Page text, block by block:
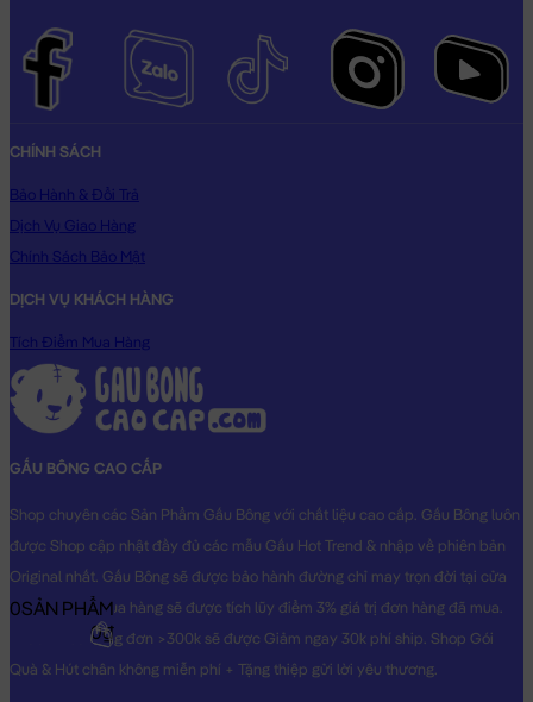
Túi xách Gấu Bông Lotso đeo chéo
CHÍNH SÁCH
Bảo Hành & Đổi Trả
Dịch Vụ Giao Hàng
Chính Sách Bảo Mật
DỊCH VỤ KHÁCH HÀNG
Tích Điểm Mua Hàng
GẤU BÔNG CAO CẤP
Shop chuyên các Sản Phẩm Gấu Bông với chất liệu cao cấp. Gấu Bông luôn
được Shop cập nhật đầy đủ các mẫu Gấu Hot Trend & nhập về phiên bản
Original nhất. Gấu Bông sẽ được bảo hành đường chỉ may trọn đời tại cửa
hàng, Khách mua hàng sẽ được tích lũy điểm 3% giá trị đơn hàng đã mua.
Khách mua hàng đơn >300k sẽ được Giảm ngay 30k phí ship. Shop Gói
Quà & Hút chân không miễn phí + Tặng thiệp gửi lời yêu thương.
0SẢN PHẨM
0₫